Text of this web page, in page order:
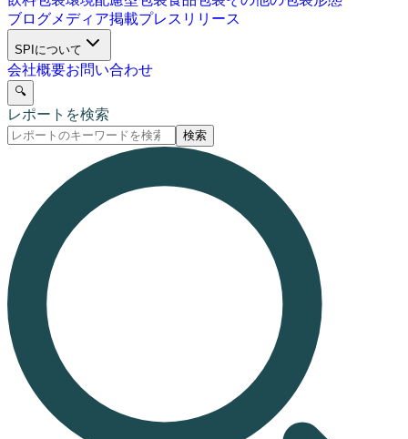
ブログメディア掲載プレスリリース
SPIについて
会社概要お問い合わせ
🔍
レポートを検索
検索